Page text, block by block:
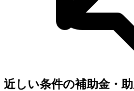
近しい条件の補助金・